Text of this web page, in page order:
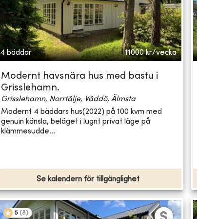
4 bäddar 11000 kr/vecka
Modernt havsnära hus med bastu i
Grisslehamn.
Grisslehamn, Norrtälje, Väddö, Älmsta
Modernt 4 bäddars hus(2022) på 100 kvm med
genuin känsla, beläget i lugnt privat läge på
klämmesudde...
Se kalendern för tillgänglighet
5 (8)